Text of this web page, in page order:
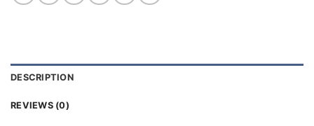
DESCRIPTION
REVIEWS (0)